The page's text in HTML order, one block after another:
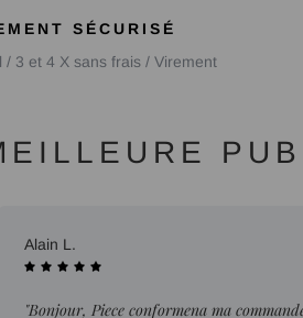
SÉCURISÉ
/ 3 et 4 X sans frais / Virement
Alain L.
"Bonjour, Piece conformena ma